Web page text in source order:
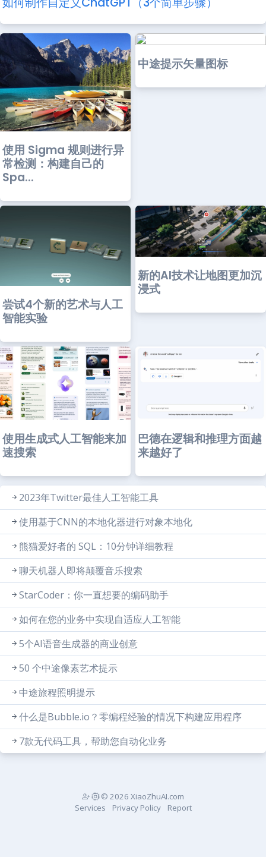
使用 Sigma 规则进行异
常检测：构建自己的
Spa...
中途提示矢量图标
尝试4个新的艺术与人工
智能实验
新的AI技术让地图更加沉
浸式
使用生成式人工智能来加
速搜索
巴德在逻辑和推理方面越
来越好了
2023年Twitter最佳人工智能工具
使用基于CNN的本地化器进行对象本地化
熊猫爱好者的 SQL：10分钟详细教程
聊天机器人即将颠覆音乐搜索
StarCoder：你一直想要的编码助手
如何在您的业务中实现自适应人工智能
5个AI语音生成器的商业创意
50 个中途像素艺术提示
中途旅程照明提示
什么是Bubble.io？零编程经验的情况下构建应用程序
7款无代码工具，帮助您自动化业务
© 2026 XiaoZhuAI.com
Services
Privacy Policy Report